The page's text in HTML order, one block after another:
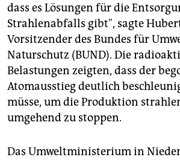
dass es Lösungen für die
Strahlenabfalls gibt", sagte
Vorsitzender des Bundes für
Naturschutz (BUND). Die
Belastungen zeigten, dass der
Atomausstieg deutlich
müsse, um die Produktion
umgehend zu stoppen.
Das Umweltministerium in